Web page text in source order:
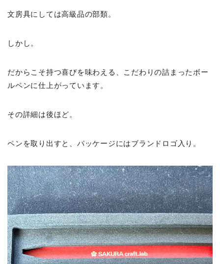
文房具にしては高級品の部類。
しかし。
だからこそ持つ喜びを味わえる、こだわりの詰まったボー
ルペンに仕上がっています。
その詳細は後ほど。
ペンを取り出すと、パッケージにはブランドロゴ入り。